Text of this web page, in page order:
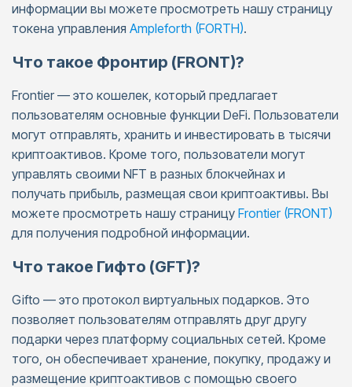
информации вы можете просмотреть нашу страницу
токена управления Ampleforth (FORTH).
Что такое Фронтир (FRONT)?
Frontier — это кошелек, который предлагает
пользователям основные функции DeFi. Пользователи
могут отправлять, хранить и инвестировать в тысячи
криптоактивов. Кроме того, пользователи могут
управлять своими NFT в разных блокчейнах и
получать прибыль, размещая свои криптоактивы. Вы
можете просмотреть нашу страницу Frontier (FRONT)
для получения подробной информации.
Что такое Гифто (GFT)?
Gifto — это протокол виртуальных подарков. Это
позволяет пользователям отправлять друг другу
подарки через платформу социальных сетей. Кроме
того, он обеспечивает хранение, покупку, продажу и
размещение криптоактивов с помощью своего